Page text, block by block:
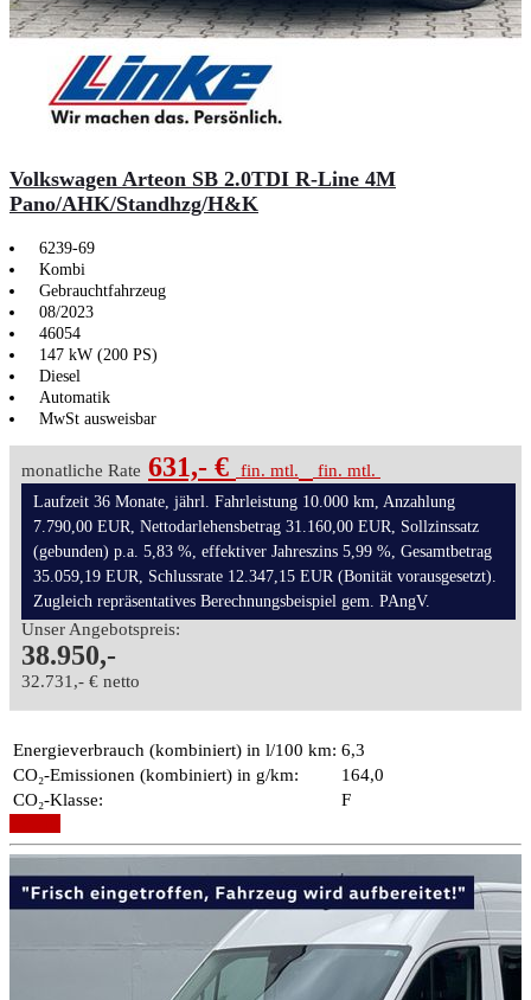
Volkswagen Arteon SB 2.0TDI R-Line 4M
Pano/AHK/Standhzg/H&K
6239-69
Kombi
Gebrauchtfahrzeug
08/2023
46054
147 kW (200 PS)
Diesel
Automatik
MwSt ausweisbar
monatliche Rate 631,- € fin. mtl. fin. mtl.
Laufzeit 36 Monate, jährl. Fahrleistung 10.000 km, Anzahlung
7.790,00 EUR, Nettodarlehensbetrag 31.160,00 EUR, Sollzinssatz
(gebunden) p.a. 5,83 %, effektiver Jahreszins 5,99 %, Gesamtbetrag
35.059,19 EUR, Schlussrate 12.347,15 EUR (Bonität vorausgesetzt).
Zugleich repräsentatives Berechnungsbeispiel gem. PAngV.
Unser Angebotspreis:
38.950,-
32.731,- € netto
Energieverbrauch (kombiniert) in l/100 km: 6,3
CO₂-Emissionen (kombiniert) in g/km:
164,0
CO₂-Klasse:
F